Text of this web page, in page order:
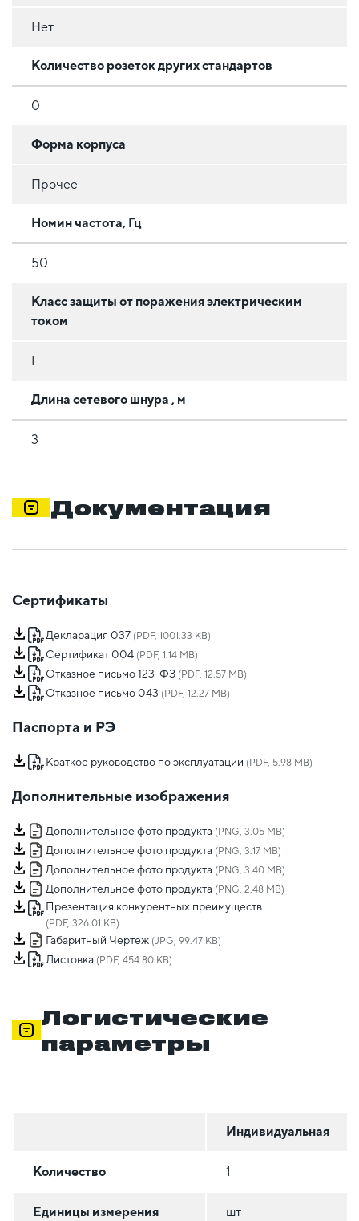
Нет
Количество розеток других стандартов
0
Форма корпуса
Прочее
Номин частота, Гц
50
Класс защиты от поражения электрическим
током
Длина сетевого шнура , м
3
Документация
Сертификаты
Декларация 037 (PDF, 1001.33 KB)
Сертификат 004 (PDF, 1.14 MB)
Отказное письмо 123-ФЗ (PDF, 12.57 MB)
Отказное письмо 043 (PDF, 12.27 MB)
Паспорта и РЭ
Краткое руководство по эксплуатации (PDF, 5.98 MB)
Дополнительные изображения
Дополнительное фото продукта (PNG, 3.05 MB)
Дополнительное фото продукта (PNG, 3.17 MB)
Дополнительное фото продукта (PNG, 3.40 MB)
Дополнительное фото продукта (PNG, 2.48 MB)
Презентация конкурентных преимуществ
(PDF, 326.01 KB)
Габаритный Чертеж (JPG, 99.47 KB)
Листовка (PDF, 454.80 KB)
Логистические
параметры
Индивидуальная
Количество 1
Единицы измерения шт